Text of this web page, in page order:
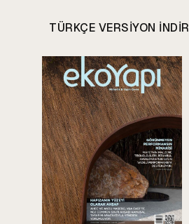
TÜRKÇE VERSIYON INDIR